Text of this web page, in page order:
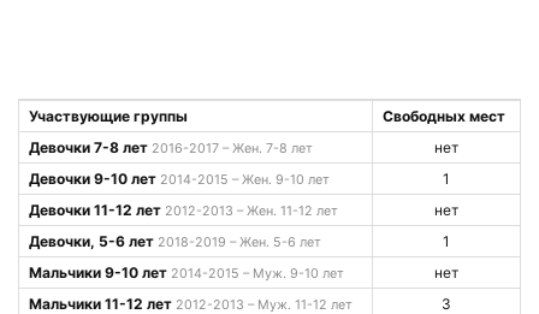
Участвующие группы
Свободных мест
Девочки 7-8 лет 2016-2017 – Жен. 7-8 лет
нет
Девочки 9-10 лет 2014-2015 – Жен. 9-10 лет
1
Девочки 11-12 лет 2012-2013 – Жен. 11-12 лет
нет
Девочки, 5-6 лет 2018-2019 – Жен. 5-6 лет
1
Мальчики 9-10 лет 2014-2015 – Муж. 9-10 лет
нет
Мальчики 11-12 лет 2012-2013 – Муж. 11-12 лет
3